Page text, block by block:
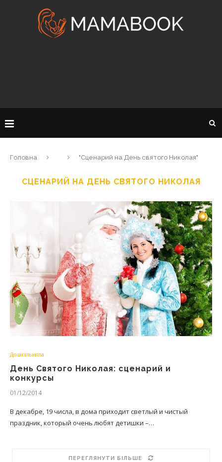
Головна "Сценарий на День святого Николая"
СЦЕНАРИЙ НА ДЕНЬ СВЯТОГО НИКОЛАЯ
Дошкільнята
День Святого Николая: сценарий и
конкурсы
01/12/2014
В декабре, 19 числа, в дома приходит светлый и чистый
праздник, который очень любят детишки –…
ПЕРЕГЛЯНУТИ БІЛЬШЕ